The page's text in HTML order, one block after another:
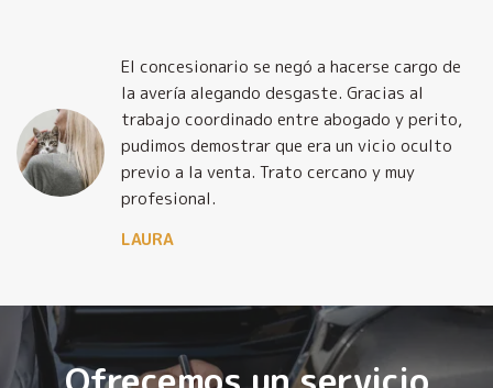
El concesionario se negó a hacerse cargo de
la avería alegando desgaste. Gracias al
trabajo coordinado entre abogado y perito,
pudimos demostrar que era un vicio oculto
previo a la venta. Trato cercano y muy
profesional.
LAURA